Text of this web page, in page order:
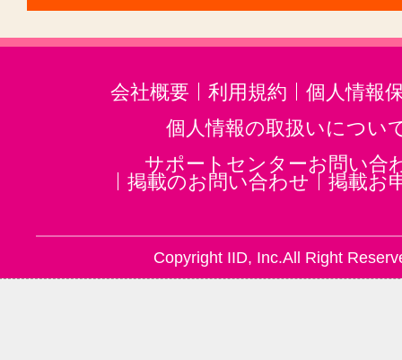
会社概要 利用規約
個人情報
個人情報の取扱いについ
サポートセンターお問い合
掲載のお問い合わせ
掲載お
Copyright IID, Inc.All Right